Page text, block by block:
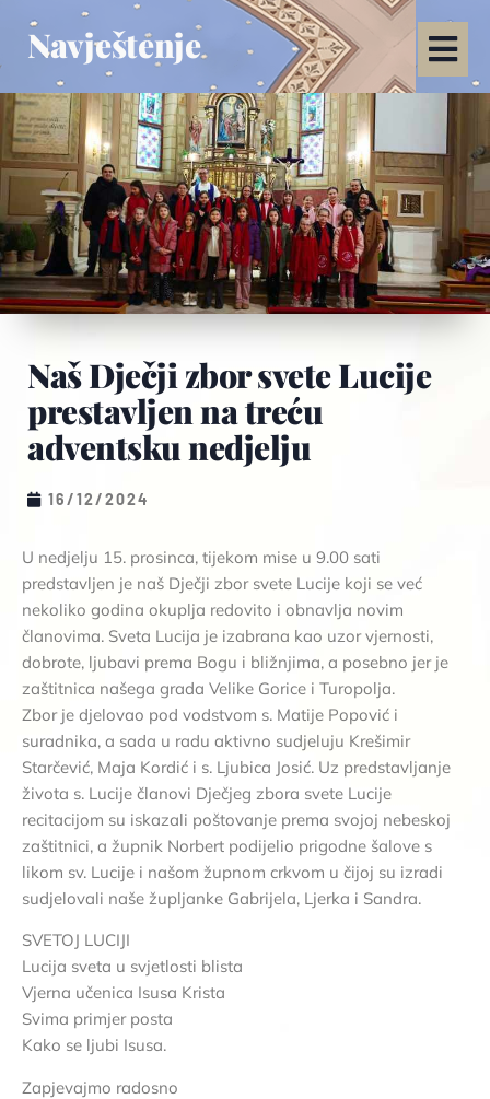
Navještenje
Naš Dječji zbor svete Lucije
prestavljen na treću
adventsku nedjelju
16/12/2024
U nedjelju 15. prosinca, tijekom mise u 9.00 sati
predstavljen je naš Dječji zbor svete Lucije koji se već
nekoliko godina okuplja redovito i obnavlja novim
članovima. Sveta Lucija je izabrana kao uzor vjernosti,
dobrote, ljubavi prema Bogu i bližnjima, a posebno jer je
zaštitnica našega grada Velike Gorice i Turopolja.
Zbor je djelovao pod vodstvom s. Matije Popović i
suradnika, a sada u radu aktivno sudjeluju Krešimir
Starčević, Maja Kordić i s. Ljubica Josić. Uz predstavljanje
života s. Lucije članovi Dječjeg zbora svete Lucije
recitacijom su iskazali poštovanje prema svojoj nebeskoj
zaštitnici, a župnik Norbert podijelio prigodne šalove s
likom sv. Lucije i našom župnom crkvom u čijoj su izradi
sudjelovali naše župljanke Gabrijela, Ljerka i Sandra.
SVETOJ LUCIJI
Lucija sveta u svjetlosti blista
Vjerna učenica Isusa Krista
Svima primjer posta
Kako se ljubi Isusa.
Zapjevajmo radosno